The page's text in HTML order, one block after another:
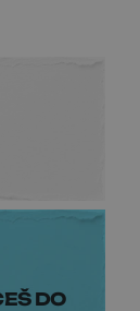
DO